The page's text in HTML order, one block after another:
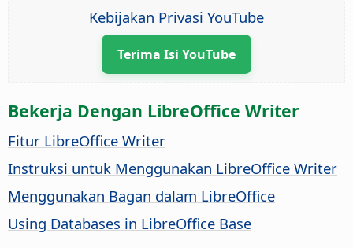
Kebijakan Privasi YouTube
Terima Isi YouTube
Bekerja Dengan LibreOffice Writer
Fitur LibreOffice Writer
Instruksi untuk Menggunakan LibreOffice Writer
Menggunakan Bagan dalam LibreOffice
Using Databases in LibreOffice Base